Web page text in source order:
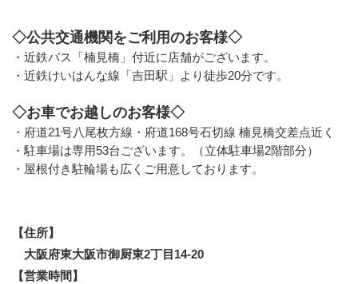
◇公共交通機関をご利用のお客様◇
・近鉄バス「楠見橋」付近に店舗がございます。
・近鉄けいはんな線「吉田駅」より徒歩20分です。
◇お車でお越しのお客様◇
・府道21号八尾枚方線・府道168号石切線 楠見橋交差点近く
・駐車場は専用53台ございます。（立体駐車場2階部分）
・屋根付き駐輪場も広くご用意しております。
【住所】
大阪府東大阪市御厨東2丁目14-20
【営業時間】